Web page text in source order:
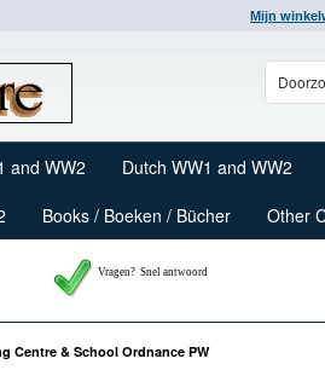
Mijn
and WW2
Dutch WW1 and WW2
Books / Boeken / Bücher Other
Vragen? Snel antwoord
Centre & School Ordnance PW